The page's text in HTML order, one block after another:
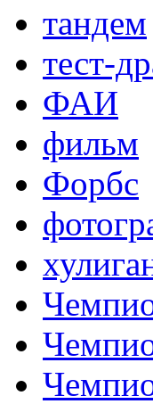
тандем
тест-
ФАИ
фильм
Форбс